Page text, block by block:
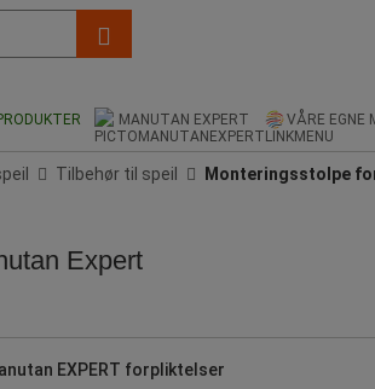
MANUTAN EXPERT VÅRE EGNE
Tilbehør til speil Monteringsstolpe
Expert
EXPERT forpliktelser